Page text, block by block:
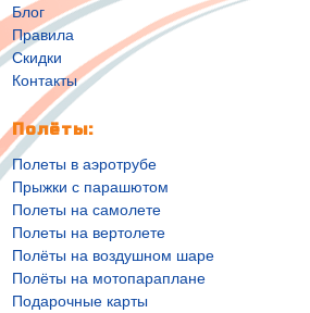
Блог
Правила
Скидки
Контакты
Полёты:
Полеты в аэротрубе
Прыжки с парашютом
Полеты на самолете
Полеты на вертолете
Полёты на воздушном шаре
Полёты на мотопараплане
Подарочные карты